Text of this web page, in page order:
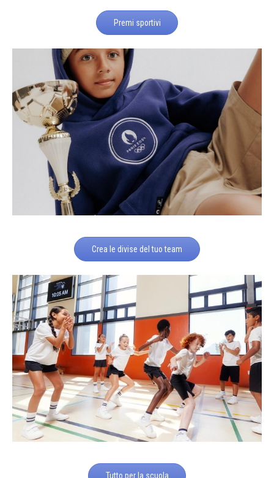
Premi sportivi
Crea le divise del tuo team
Tutto per la scuola